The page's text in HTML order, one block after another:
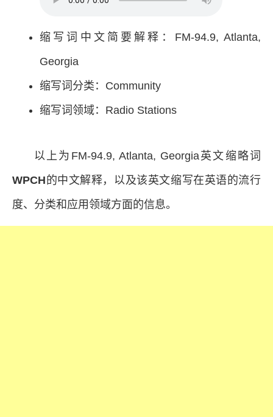
缩写词中文简要解释：FM-94.9, Atlanta,
Georgia
缩写词分类：Community
缩写词领域：Radio Stations
以上为FM-94.9, Atlanta, Georgia英文缩略词
WPCH 的中文解释，以及该英文缩写在英语的流行
度、分类和应用领域方面的信息。